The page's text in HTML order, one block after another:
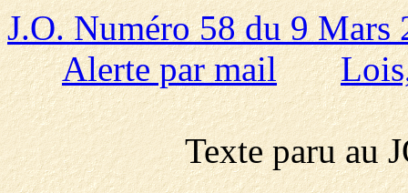
J.O. Numéro 58 du 9 Mars
Alerte par mail
Texte paru au